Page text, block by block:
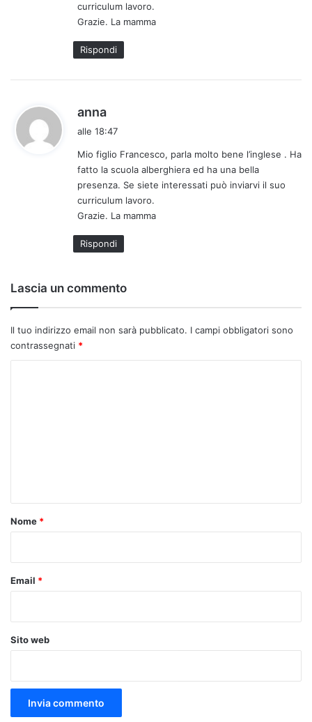
o
:
curriculum lavoro.
Grazie. La mamma
Rispondi
anna
a
e
t
t
o
:
alle 18:47
Mio figlio Francesco, parla molto bene l’inglese . Ha
fatto la scuola alberghiera ed ha una bella
presenza. Se siete interessati può inviarvi il suo
curriculum lavoro.
Grazie. La mamma
Rispondi
Lascia un commento
Il tuo indirizzo email non sarà pubblicato. I campi obbligatori sono
contrassegnati *
o
Nome *
Email *
Sito web